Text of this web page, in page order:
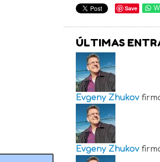
Save
ÚLTIMAS
Evgeny Zhukov
Evgeny Zhukov